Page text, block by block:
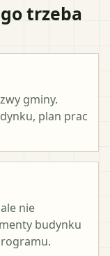
trzeba
gminy.
plan prac
nie
budynku